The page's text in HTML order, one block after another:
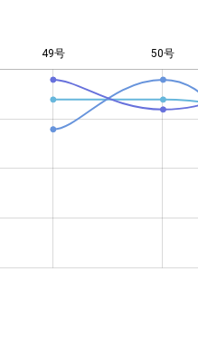
49号 50号